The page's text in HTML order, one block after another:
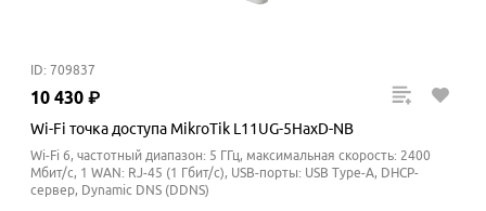
ID: 709837
10 430 ₽
Wi-Fi точка доступа MikroTik L11UG-5HaxD-NB
Wi-Fi 6, частотный диапазон: 5 ГГц, максимальная скорость: 2400
Мбит/с, 1 WAN: RJ-45 (1 Гбит/с), USB-порты: USB Type-A, DHCP-
сервер, Dynamic DNS (DDNS)